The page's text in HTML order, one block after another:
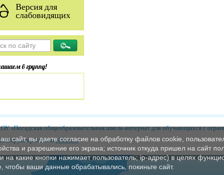
Версия для
слабовидящих
в группу!
«Посадская общеобразовательная школа-интернат для обучающихся с
сайтовNubex.ru
сайт, вы даете согласие на обработку файлов cookie,
и разрешение его экрана; источник откуда пришел на сайт
на какие кнопки нажимает пользователь; ip-адрес) в целях
чтобы ваши данные обрабатывались, покиньте сайт.